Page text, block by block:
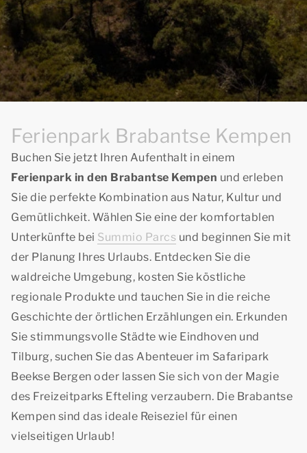
Ferienpark Brabantse Kempen
Buchen Sie jetzt Ihren Aufenthalt in einem
Ferienpark in den Brabantse Kempen und erleben
Sie die perfekte Kombination aus Natur, Kultur und
Gemütlichkeit. Wählen Sie eine der komfortablen
Unterkünfte bei Summio Parcs und beginnen Sie mit
der Planung Ihres Urlaubs. Entdecken Sie die
waldreiche Umgebung, kosten Sie köstliche
regionale Produkte und tauchen Sie in die reiche
Geschichte der örtlichen Erzählungen ein. Erkunden
Sie stimmungsvolle Städte wie Eindhoven und
Tilburg, suchen Sie das Abenteuer im Safaripark
Beekse Bergen oder lassen Sie sich von der Magie
des Freizeitparks Efteling verzaubern. Die Brabantse
Kempen sind das ideale Reiseziel für einen
vielseitigen Urlaub!